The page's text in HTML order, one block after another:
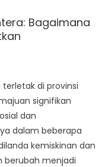
Bagaimana
di provinsi
signifikan
dan
dalam beberapa
kemiskinan dan
berubah menjadi